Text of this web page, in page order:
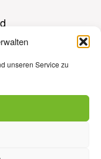
unseren Service zu
französisch in
unterstützt